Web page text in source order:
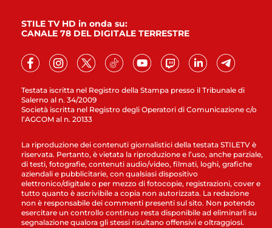
Testata iscritta nel Registro della Stampa presso il Tribunale di
Salerno al n. 34/2009
Società iscritta nel Registro degli Operatori di Comunicazione c/o
l’AGCOM al n. 20133
STILE TV HD in onda su:
CANALE 78 DEL DIGITALE TERRESTRE
La riproduzione dei contenuti giornalistici della testata STILETV è
riservata. Pertanto, è vietata la riproduzione e l’uso, anche parziale,
di testi, fotografie, contenuti audio/video, filmati, loghi, grafiche
aziendali e pubblicitarie, con qualsiasi dispositivo
elettronico/digitale o per mezzo di fotocopie, registrazioni, cover e
tutto quanto è ascrivibile a copia non autorizzata. La redazione
non è responsabile dei commenti presenti sul sito. Non potendo
esercitare un controllo continuo resta disponibile ad eliminarli su
segnalazione qualora gli stessi risultano offensivi e oltraggiosi.